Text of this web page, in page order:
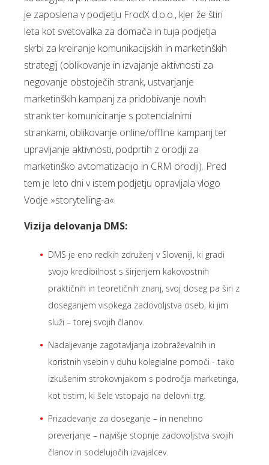
je zaposlena v podjetju FrodX d.o.o., kjer že štiri
leta kot svetovalka za domača in tuja podjetja
skrbi za kreiranje komunikacijskih in marketinških
strategij (oblikovanje in izvajanje aktivnosti za
negovanje obstoječih strank, ustvarjanje
marketinških kampanj za pridobivanje novih
strank ter komuniciranje s potencialnimi
strankami, oblikovanje online/offline kampanj ter
upravljanje aktivnosti, podprtih z orodji za
marketinško avtomatizacijo in CRM orodji). Pred
tem je leto dni v istem podjetju opravljala vlogo
Vodje »storytelling-a«.
Vizija delovanja DMS:
DMS je eno redkih združenj v Sloveniji, ki gradi
svojo kredibilnost s širjenjem kakovostnih
praktičnih in teoretičnih znanj, svoj doseg pa širi z
doseganjem visokega zadovoljstva oseb, ki jim
služi – torej svojih članov.
Nadaljevanje zagotavljanja izobraževalnih in
koristnih vsebin v duhu kolegialne pomoči - tako
izkušenim strokovnjakom s področja marketinga,
kot tistim, ki šele vstopajo na delovni trg.
Prizadevanje za doseganje – in nenehno
preverjanje – najvišje stopnje zadovoljstva svojih
članov in sodelujočih izvajalcev.